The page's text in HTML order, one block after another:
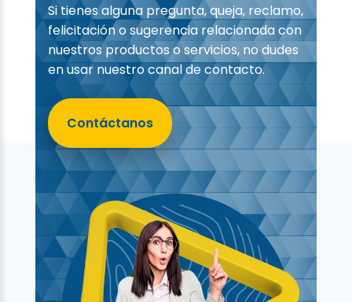
Si tienes alguna pregunta, queja, reclamo,
felicitación o sugerencia relacionada con
nuestros productos o servicios, no dudes
en usar nuestro canal de contacto.
Contáctanos